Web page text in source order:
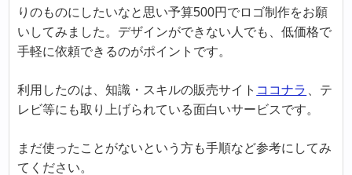
りのものにしたいなと思い予算500円でロゴ制作をお願
いしてみました。デザインができない人でも、低価格で
手軽に依頼できるのがポイントです。
利用したのは、知識・スキルの販売サイト ココナラ
、テ
レビ等にも取り上げられている面白いサービスです。
まだ使ったことがないという方も手順など参考にしてみ
てください。